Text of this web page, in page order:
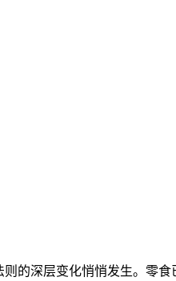
深层变化悄悄发生。零食